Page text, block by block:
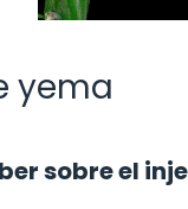
yema
sobre el